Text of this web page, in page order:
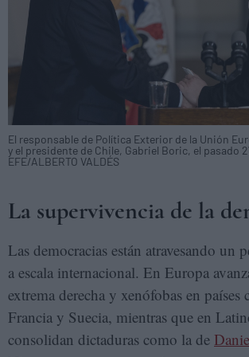
El responsable de Política Exterior de la Unión
y el presidente de Chile, Gabriel Boric, el pasado
EFE/ALBERTO VALDÉS
La supervivencia de la
Las democracias están atravesando un
a escala internacional. En Europa
extrema derecha y xenófobas en países
Francia y Suecia, mientras que en
consolidan dictaduras como la de